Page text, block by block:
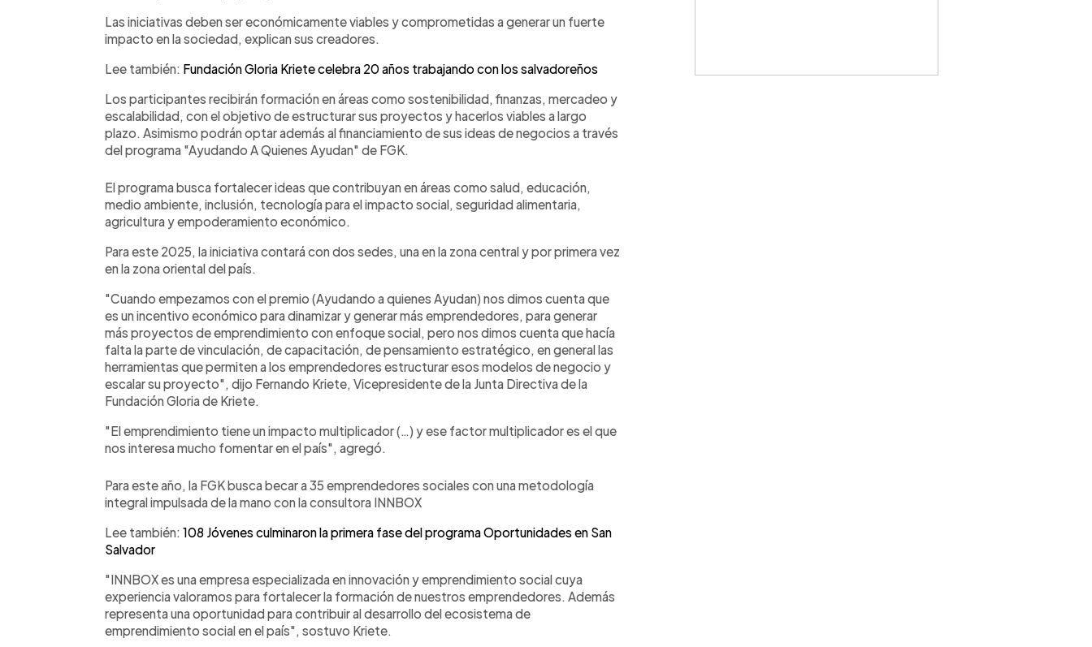
Las iniciativas deben ser económicamente viables y comprometidas a generar un fuerte
impacto en la sociedad, explican sus creadores.
Lee también: Fundación Gloria Kriete celebra 20 años trabajando con los salvadoreños
Los participantes recibirán formación en áreas como sostenibilidad, finanzas, mercadeo y
escalabilidad, con el objetivo de estructurar sus proyectos y hacerlos viables a largo
plazo. Asimismo podrán optar además al financiamiento de sus ideas de negocios a través
del programa "Ayudando A Quienes Ayudan" de FGK.
El programa busca fortalecer ideas que contribuyan en áreas como salud, educación,
medio ambiente, inclusión, tecnología para el impacto social, seguridad alimentaria,
agricultura y empoderamiento económico.
Para este 2025, la iniciativa contará con dos sedes, una en la zona central y por primera vez
en la zona oriental del país.
"Cuando empezamos con el premio (Ayudando a quienes Ayudan) nos dimos cuenta que
es un incentivo económico para dinamizar y generar más emprendedores, para generar
más proyectos de emprendimiento con enfoque social, pero nos dimos cuenta que hacía
falta la parte de vinculación, de capacitación, de pensamiento estratégico, en general las
herramientas que permiten a los emprendedores estructurar esos modelos de negocio y
escalar su proyecto", dijo Fernando Kriete, Vicepresidente de la Junta Directiva de la
Fundación Gloria de Kriete.
"El emprendimiento tiene un impacto multiplicador (…) y ese factor multiplicador es el que
nos interesa mucho fomentar en el país", agregó.
Para este año, la FGK busca becar a 35 emprendedores sociales con una metodología
integral impulsada de la mano con la consultora INNBOX
Lee también: 108 Jóvenes culminaron la primera fase del programa Oportunidades en San
Salvador
"INNBOX es una empresa especializada en innovación y emprendimiento social cuya
experiencia valoramos para fortalecer la formación de nuestros emprendedores. Además
representa una oportunidad para contribuir al desarrollo del ecosistema de
emprendimiento social en el país", sostuvo Kriete.